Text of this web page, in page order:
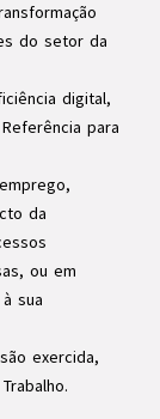
do setor da
digital,
para
da
ou em
sua
exercida,